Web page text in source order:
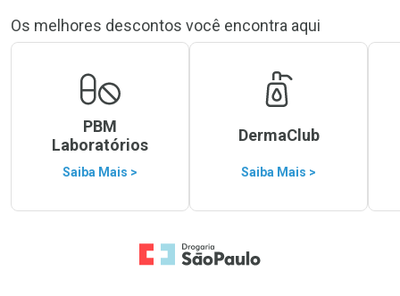
Os melhores descontos você encontra aqui
PBM
Laboratórios
Saiba Mais >
DermaClub
Saiba Mais >
Ir para a Home